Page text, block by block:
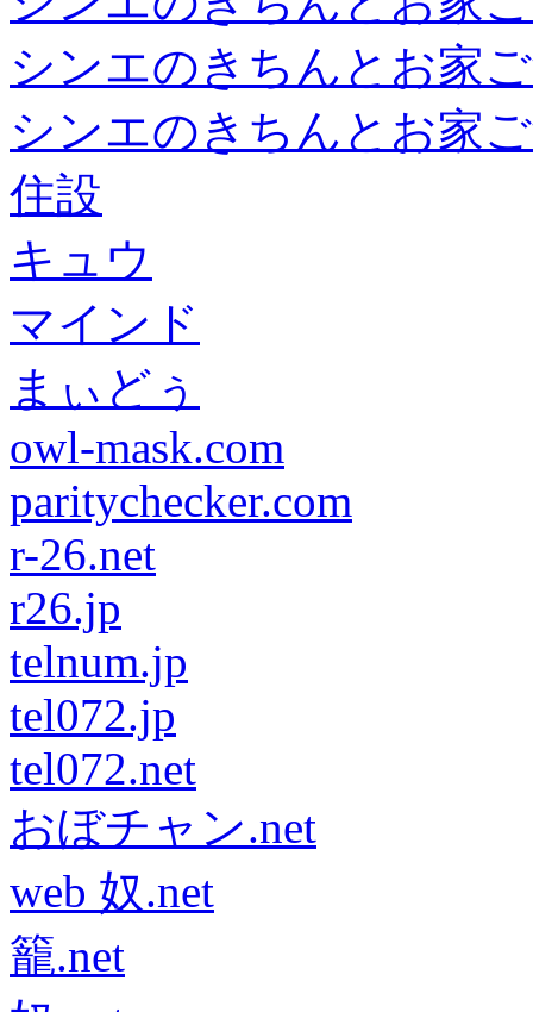
シンエのきちんとお家
シンエのきちんとお家
住設
キュウ
マインド
まぃどぅ
owl-mask.com
paritychecker.com
r-26.net
r26.jp
telnum.jp
tel072.jp
tel072.net
おぼチャン.net
web 奴.net
籠.net